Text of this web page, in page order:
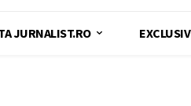
JURNALIST.RO EXCLUSIV